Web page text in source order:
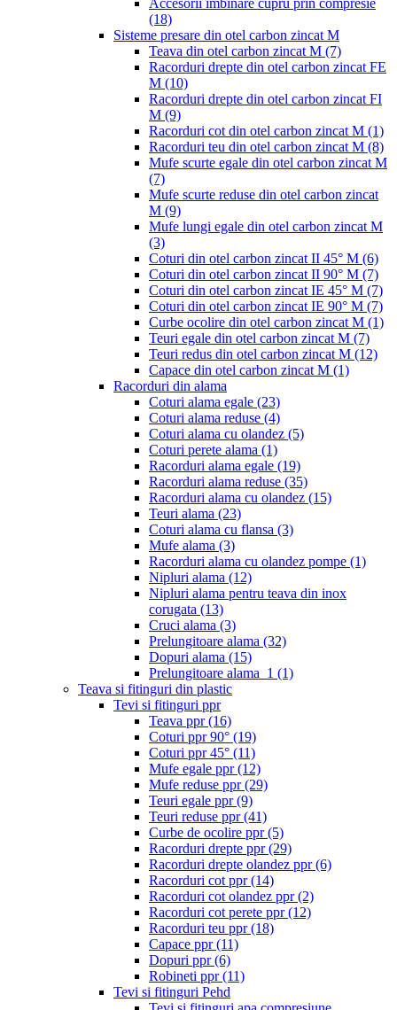
Accesorii imbinare cupru prin compresie
(18)
Sisteme presare din otel carbon zincat M
Teava din otel carbon zincat M (7)
Racorduri drepte din otel carbon zincat FE
M (10)
Racorduri drepte din otel carbon zincat FI
M (9)
Racorduri cot din otel carbon zincat M (1)
Racorduri teu din otel carbon zincat M (8)
Mufe scurte egale din otel carbon zincat M
(7)
Mufe scurte reduse din otel carbon zincat
M (9)
Mufe lungi egale din otel carbon zincat M
(3)
Coturi din otel carbon zincat II 45° M (6)
Coturi din otel carbon zincat II 90° M (7)
Coturi din otel carbon zincat IE 45° M (7)
Coturi din otel carbon zincat IE 90° M (7)
Curbe ocolire din otel carbon zincat M (1)
Teuri egale din otel carbon zincat M (7)
Teuri redus din otel carbon zincat M (12)
Capace din otel carbon zincat M (1)
Racorduri din alama
Coturi alama egale (23)
Coturi alama reduse (4)
Coturi alama cu olandez (5)
Coturi perete alama (1)
Racorduri alama egale (19)
Racorduri alama reduse (35)
Racorduri alama cu olandez (15)
Teuri alama (23)
Coturi alama cu flansa (3)
Mufe alama (3)
Racorduri alama cu olandez pompe (1)
Nipluri alama (12)
Nipluri alama pentru teava din inox
corugata (13)
Cruci alama (3)
Prelungitoare alama (32)
Dopuri alama (15)
Prelungitoare alama_1 (1)
Teava si fitinguri din plastic
Tevi si fitinguri ppr
Teava ppr(16)
Coturi ppr 90° (19)
Coturi ppr 45° (11)
Mufe egale ppr(12)
Mufe reduse ppr(29)
Teuri egale ppr(9)
Teuri reduse ppr(41)
Curbe de ocolire ppr(5)
Racorduri drepte ppr(29)
Racorduri drepte olandez ppr(6)
Racorduri cot ppr(14)
Racorduri cot olandez ppr(2)
Racorduri cot perete ppr(12)
Racorduri teu ppr(18)
Capace ppr(11)
Dopuri ppr(6)
Robineti ppr(11)
Tevi si fitinguri Pehd